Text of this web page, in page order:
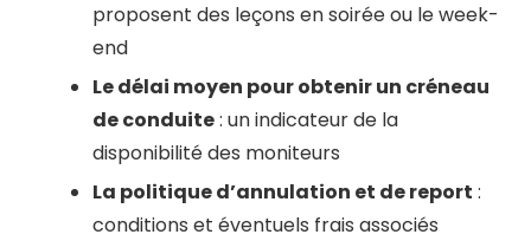
proposent des leçons en soirée ou le week-
end
Le délai moyen pour obtenir un créneau
de conduite: un indicateur de la
disponibilité des moniteurs
La politique d’annulation et de report :
conditions et éventuels frais associés